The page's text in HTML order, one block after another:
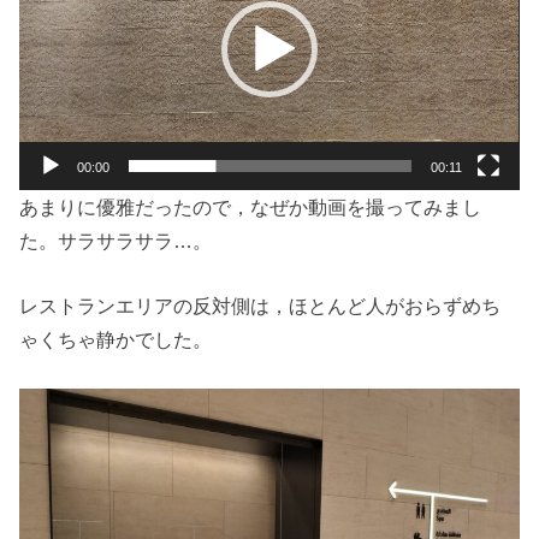
レ
ー
ヤ
ー
00:00 00:11
あまりに優雅だったので，なぜか動画を撮ってみまし
た。サラサラサラ…。
レストランエリアの反対側は，ほとんど人がおらずめち
ゃくちゃ静かでした。